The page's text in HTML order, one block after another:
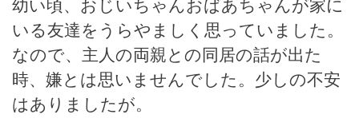
幼い頃、おじいちゃんおばあちゃんが家に
いる友達をうらやましく思っていました。
なので、主人の両親との同居の話が出た
時、嫌とは思いませんでした。少しの不安
はありましたが。